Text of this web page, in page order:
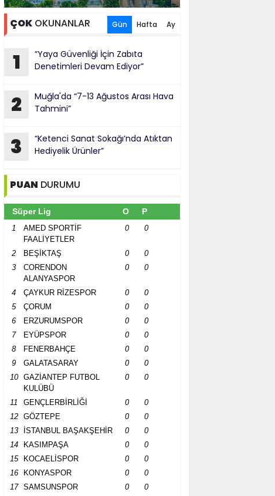
ÇOK OKUNANLAR Gün Hafta Ay
1
“Yaya Güvenliği İçin Zabıta
Denetimleri Devam Ediyor”
2
Muğla'da “7-13 Ağustos Arası Hava
Tahmini”
3
“Ketenci Sanat Sokağı’nda Atıktan
Hediyelik Ürünler”
PUAN DURUMU
Süper Lig O P
1
AMED SPORTİF
FAALİYETLER
0 0
2 BEŞİKTAŞ 0
0
3
CORENDON
ALANYASPOR
0 0
4 ÇAYKUR RİZESPOR 0
0
5
ÇORUM 0
0
6
ERZURUMSPOR 0
0
7
EYÜPSPOR 0
0
8
FENERBAHÇE 0
0
9
GALATASARAY 0
0
10
GAZİANTEP FUTBOL
KULÜBÜ
0 0
11 GENÇLERBİRLİĞİ 0
0
12
GÖZTEPE 0
0
13
İSTANBUL BAŞAKŞEHİR 0
0
14
KASIMPAŞA 0
0
15
KOCAELİSPOR 0
0
16
KONYASPOR 0
0
17
SAMSUNSPOR 0
0